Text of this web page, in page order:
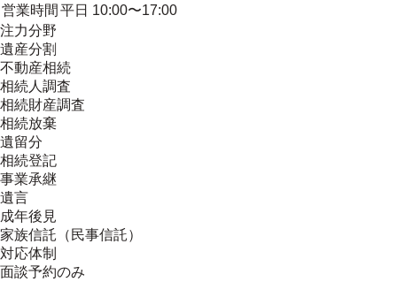
営業時間 平日 10:00〜17:00
注力分野
遺産分割
不動産相続
相続人調査
相続財産調査
相続放棄
遺留分
相続登記
事業承継
遺言
成年後見
家族信託（民事信託）
対応体制
面談予約のみ